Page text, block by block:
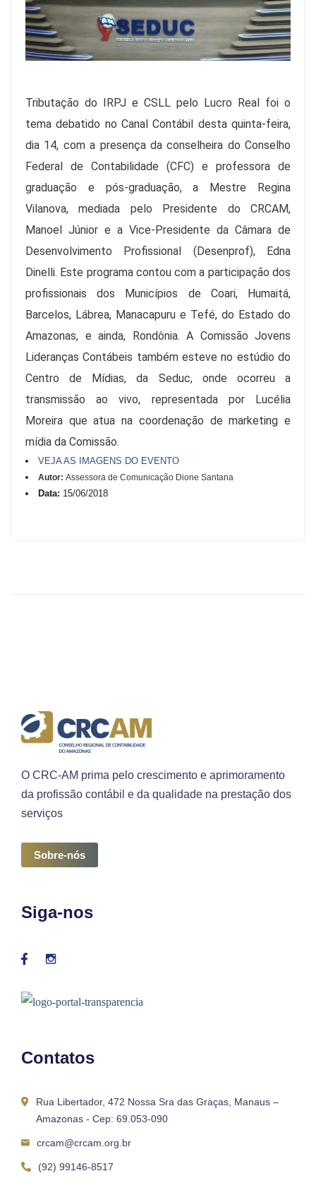
Tributação do IRPJ e CSLL pelo Lucro Real foi o
tema debatido no Canal Contábil desta quinta-feira,
dia 14, com a presença da conselheira do Conselho
Federal de Contabilidade (CFC) e professora de
graduação e pós-graduação, a Mestre Regina
Vilanova, mediada pelo Presidente do CRCAM,
Manoel Júnior e a Vice-Presidente da Câmara de
Desenvolvimento Profissional (Desenprof), Edna
Dinelli. Este programa contou com a participação dos
profissionais dos Municípios de Coari, Humaitá,
Barcelos, Lábrea, Manacapuru e Tefé, do Estado do
Amazonas, e ainda, Rondônia. A Comissão Jovens
Lideranças Contábeis também esteve no estúdio do
Centro de Mídias, da Seduc, onde ocorreu a
transmissão ao vivo, representada por Lucélia
Moreira que atua na coordenação de marketing e
mídia da Comissão.
VEJA AS IMAGENS DO EVENTO
Autor: Assessora de Comunicação Dione Santana
Data: 15/06/2018
O CRC-AM prima pelo crescimento e aprimoramento
da profissão contábil e da qualidade na prestação dos
serviços
Sobre-nós
Siga-nos
Contatos
Rua Libertador, 472 Nossa Sra das Graças, Manaus –
Amazonas - Cep: 69.053-090
crcam@crcam.org.br
(92) 99146-8517